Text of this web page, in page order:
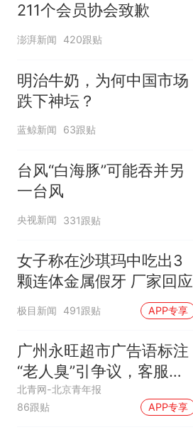
211个会员协会致歉
澎湃新闻 420跟贴
明治牛奶，为何中国市场
跌下神坛？
蓝鲸新闻 63跟贴
台风“白海豚”可能吞并另
一台风
央视新闻 331跟贴
女子称在沙琪玛中吃出3
颗连体金属假牙 厂家回应
极目新闻 491跟贴 APP专享
广州永旺超市广告语标注
“老人臭”引争议，客服回
应
北青网-北京青年报
86跟贴
APP专享